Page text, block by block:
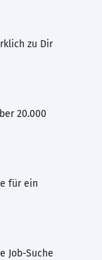
zu Dir
20.000
für ein
Job-Suche